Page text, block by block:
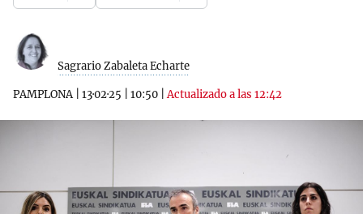
Sagrario Zabaleta Echarte
PAMPLONA| 13·02·25 10:50 |Actualizado a las 12:42